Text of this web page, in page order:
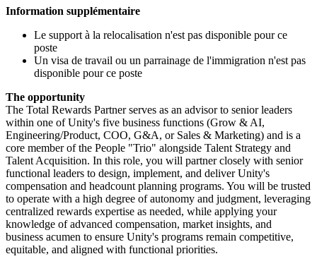
Information supplémentaire
Le support à la relocalisation n'est pas disponible pour ce
poste
Un visa de travail ou un parrainage de l'immigration n'est pas
disponible pour ce poste
The opportunity
The Total Rewards Partner serves as an advisor to senior leaders
within one of Unity's five business functions (Grow & AI,
Engineering/Product, COO, G&A, or Sales & Marketing) and is a
core member of the People "Trio" alongside Talent Strategy and
Talent Acquisition. In this role, you will partner closely with senior
functional leaders to design, implement, and deliver Unity's
compensation and headcount planning programs. You will be trusted
to operate with a high degree of autonomy and judgment, leveraging
centralized rewards expertise as needed, while applying your
knowledge of advanced compensation, market insights, and
business acumen to ensure Unity's programs remain competitive,
equitable, and aligned with functional priorities.